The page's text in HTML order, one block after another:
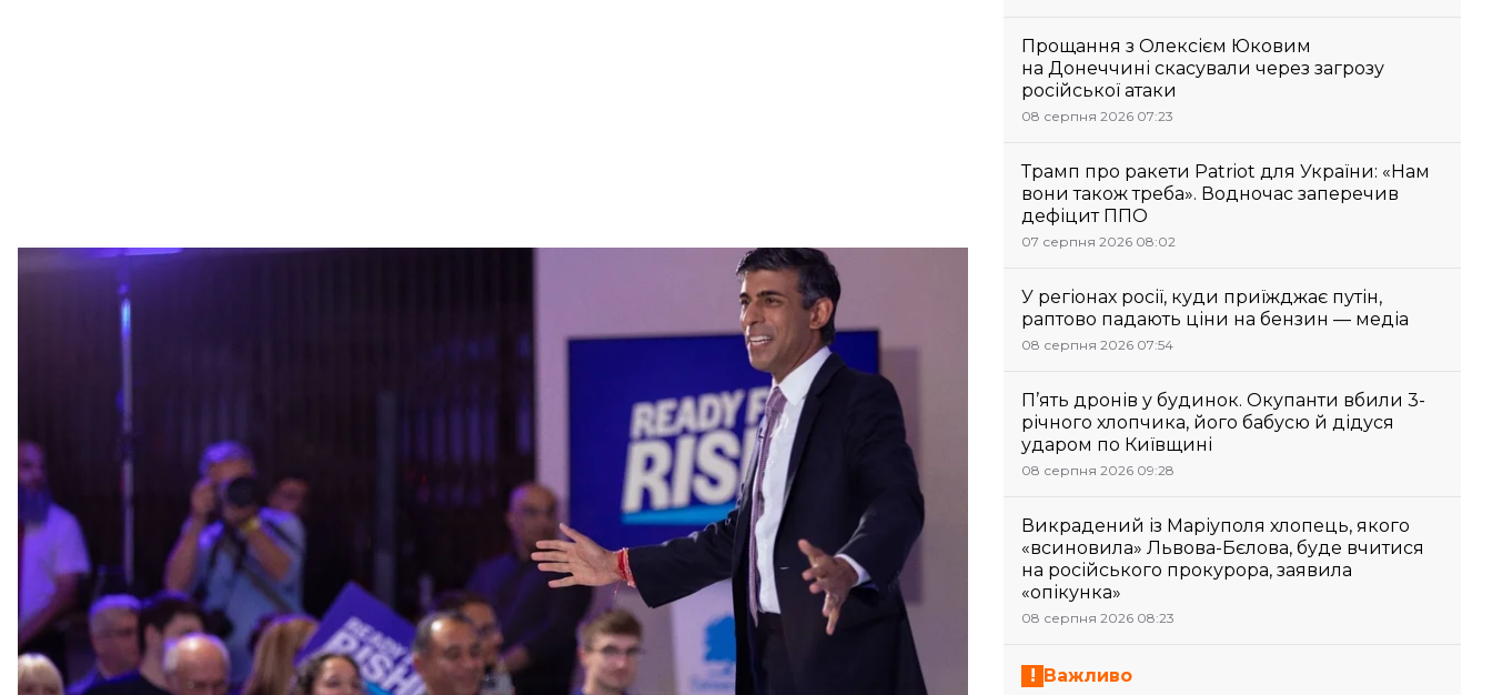
Уряд Великої Британії очолить колишній міністр фінансів країни Ріші Сунак. Цьому передував вихід
із передвиборчих перегонів політикині Пенні Мордонт.
Ріші Сунак і Пенні Мордонт отримали необхідну підтримку від 100 депутатів, щоб претендувати на
премʼєрське крісло. Водночас згодом політикиня заявила про вихід із перегонів за лідерство
Консервативної партії та підтримала кандидатуру Сунака. Ріші Сунак залишився єдиним
кандидатом.
Що про нього відомо?
Прощання з Олексієм Юковим
на Донеччині скасували через загрозу
російської атаки
08 серпня 2026 07:23
Трамп про ракети Patriot для України: «Нам
вони також треба». Водночас заперечив
дефіцит ППО
07 серпня 2026 08:02
У регіонах росії, куди приїжджає путін,
раптово падають ціни на бензин — медіа
08 серпня 2026 07:54
П’ять дронів у будинок. Окупанти вбили 3-
річного хлопчика, його бабусю й дідуся
ударом по Київщині
08 серпня 2026 09:28
Викрадений із Маріуполя хлопець, якого
«всиновила» Львова-Бєлова, буде вчитися
на російського прокурора, заявила
«опікунка»
08 серпня 2026 08:23
Важливо